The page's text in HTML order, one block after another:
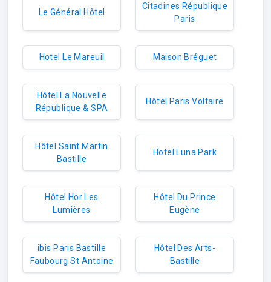
Le Général Hôtel
Citadines République
Paris
Hotel Le Mareuil Maison Bréguet
Hôtel La Nouvelle
République & SPA
Hôtel Paris Voltaire
Hôtel Saint Martin
Bastille
Hotel Luna Park
Hôtel Hor Les
Lumières
Hôtel Du Prince
Eugène
ibis Paris Bastille
Faubourg St Antoine
Hôtel Des Arts-
Bastille